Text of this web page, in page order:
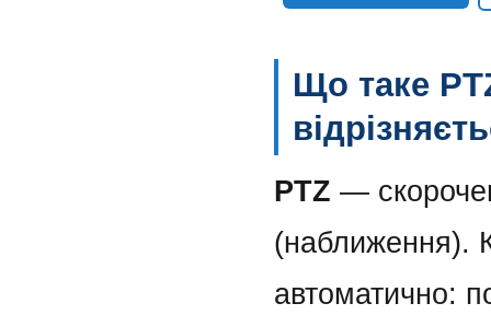
Що таке
PTZ —
(наближення).
автоматично: